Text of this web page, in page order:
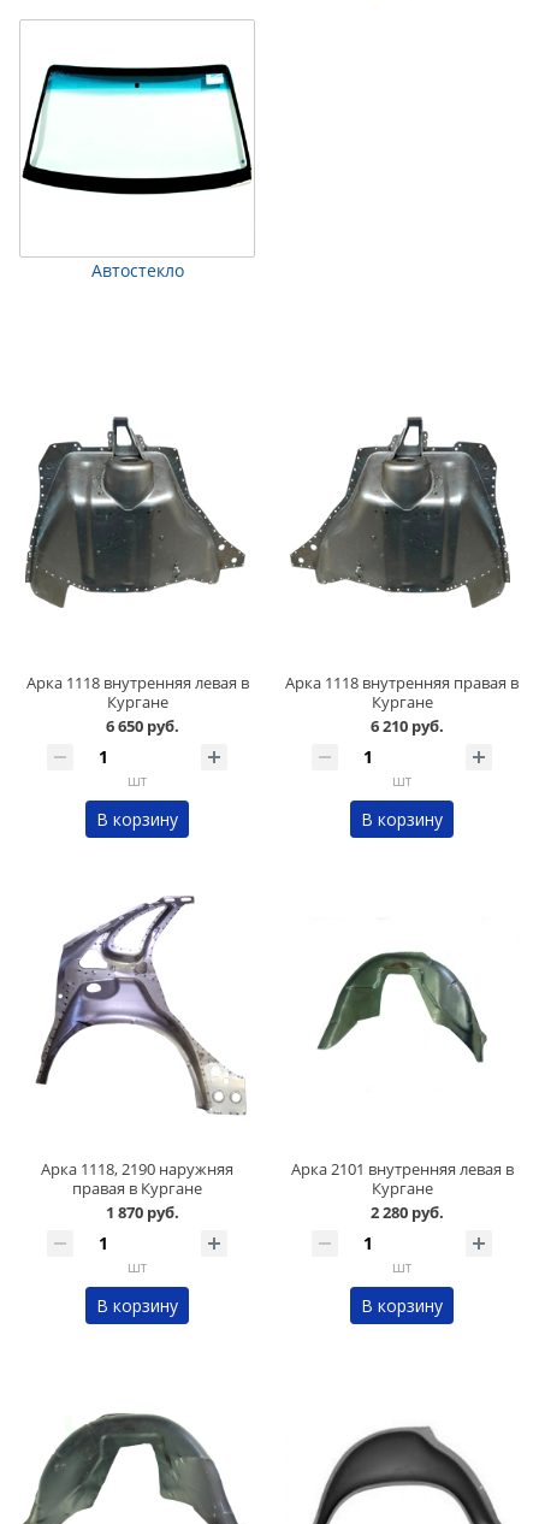
Автостекло
Арка 1118 внутренняя левая в
Кургане
6 650 руб.
шт
В корзину
Арка 1118 внутренняя правая в
Кургане
6 210 руб.
шт
В корзину
Арка 1118, 2190 наружняя
правая в Кургане
1 870 руб.
шт
В корзину
Арка 2101 внутренняя левая в
Кургане
2 280 руб.
шт
В корзину